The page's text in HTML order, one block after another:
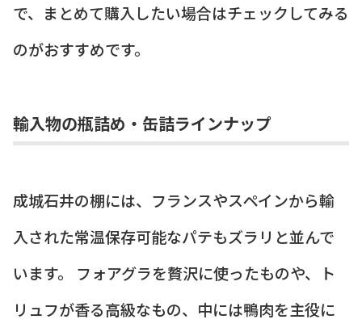
で、まとめて購入したい場合はチェックしてみる
のがおすすめです。
輸入物の瓶詰め・缶詰ラインナップ
成城石井の棚には、フランスやスペインから輸
入された常温保存可能なパテもズラリと並んで
います。 フォアグラを贅沢に使ったものや、ト
リュフが香る高級なもの、中には鴨肉を主役に